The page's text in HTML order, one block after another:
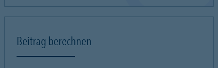
Beitrag berechnen